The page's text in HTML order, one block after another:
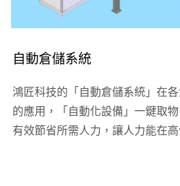
自動倉儲系統
鴻匠科技的「自動倉儲系統」在
的應用，「自動化設備」一鍵取
有效節省所需人力，讓人力能在